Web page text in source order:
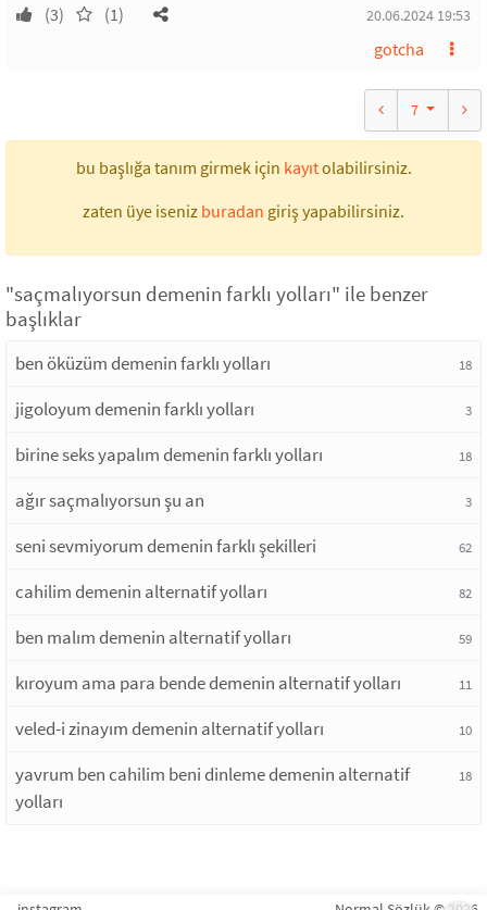
(3) (1) 20.06.2024 19:53
gotcha
7
bu başlığa tanım girmek için kayıtolabilirsiniz.
zaten üye iseniz buradan giriş yapabilirsiniz.
"saçmalıyorsun demenin farklı yolları" ile benzer
başlıklar
ben öküzüm demenin farklı yolları 18
jigoloyum demenin farklı yolları 3
birine seks yapalım demenin farklı yolları 18
ağır saçmalıyorsun şu an 3
seni sevmiyorum demenin farklı şekilleri 62
cahilim demenin alternatif yolları 82
ben malım demenin alternatif yolları 59
kıroyum ama para bende demenin alternatif yolları 11
veled-i zinayım demenin alternatif yolları 10
yavrum ben cahilim beni dinleme demenin alternatif
yolları
18